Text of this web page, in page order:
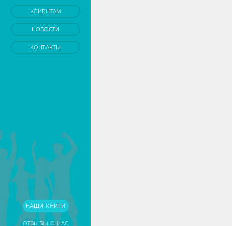
КЛИЕНТАМ
НОВОСТИ
КОНТАКТЫ
НАШИ КНИГИ
ОТЗЫВЫ О НАС